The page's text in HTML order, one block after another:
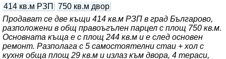
414 кв.м РЗП
750 кв.м двор
Продават се две къщи 414 кв.м РЗП в град Българово,
разположени в общ правоъгълен парцел с площ 750 кв.м.
Основната къща е с площ 244 кв.м и е след основен
ремонт. Разполага с 5 самостоятелни стаи + хол с
кухня обща площ 29 кв.м и излаз към двора, 4 тераси,